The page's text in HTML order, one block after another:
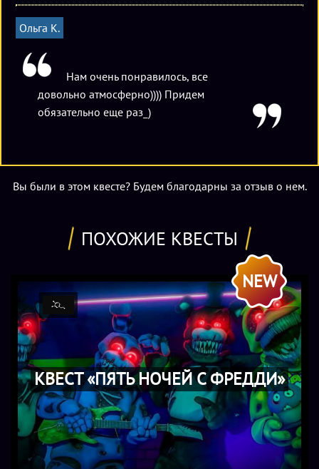
Ольга К.
Нам очень понравилось, все
довольно атмосферно)))) Придем
обязательно еще раз_)
Вы были в этом квесте? Будем благодарны за отзыв о нем.
ПОХОЖИЕ КВЕСТЫ
КВЕСТ «ПЯТЬ НОЧЕЙ С ФРЕДДИ»
NEW